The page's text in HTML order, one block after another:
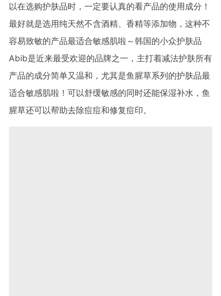
以在选购护肤品时，一定要认真的看产品的使用成分！
最好就是选用纯天然不含酒精、香精等添加物，这种不
容易致敏的产品最适合敏感肌啦～韩国的小众护肤品
Abib是近来最受欢迎的品牌之一，主打着减法护肤所有
产品的成分简单又温和，尤其是鱼腥草系列的护肤品最
适合敏感肌啦！可以舒缓敏感的同时还能保湿补水，鱼
腥草还可以帮助去除痘痘和修复痘印。